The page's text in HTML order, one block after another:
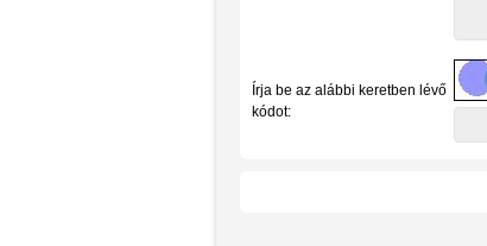
Írja be az alábbi keretben lévő
kódot: